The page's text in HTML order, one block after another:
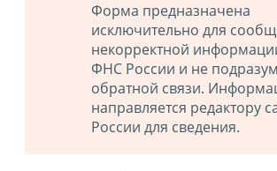
Форма предназначена
исключительно для
некорректной
ФНС России и не
обратной связи.
направляется редактору
России для сведения.